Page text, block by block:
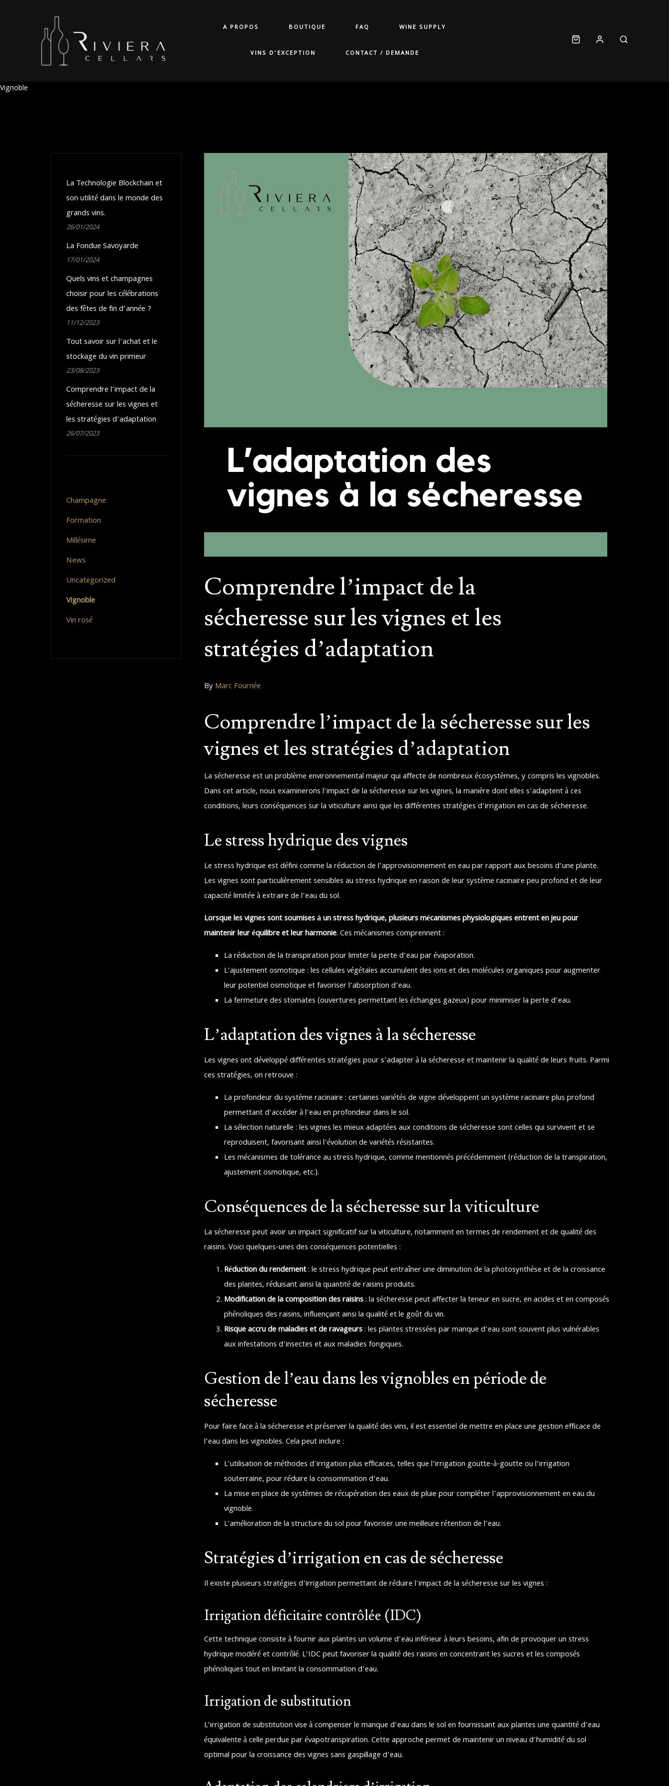
A PROPOS BOUTIQUE FAQ WINE SUPPLY
VINS D’EXCEPTION CONTACT / DEMANDE
Vignoble
Comprendre l’impact de la
sécheresse sur les vignes et les
stratégies d’adaptation
ByMarc Fournée
Comprendre l’impact de la sécheresse sur les
vignes et les stratégies d’adaptation
La sécheresse est un problème environnemental majeur qui affecte de nombreux écosystèmes, y compris les vignobles.
Dans cet article, nous examinerons l’impact de la sécheresse sur les vignes, la manière dont elles s’adaptent à ces
conditions, leurs conséquences sur la viticulture ainsi que les différentes stratégies d’irrigation en cas de sécheresse.
Le stress hydrique des vignes
Le stress hydrique est défini comme la réduction de l’approvisionnement en eau par rapport aux besoins d’une plante.
Les vignes sont particulièrement sensibles au stress hydrique en raison de leur système racinaire peu profond et de leur
capacité limitée à extraire de l’eau du sol.
Lorsque les vignes sont soumises à un stress hydrique, plusieurs mécanismes physiologiques entrent en jeu pour
maintenir leur équilibre et leur harmonie. Ces mécanismes comprennent :
La réduction de la transpiration pour limiter la perte d’eau par évaporation.
L’ajustement osmotique : les cellules végétales accumulent des ions et des molécules organiques pour augmenter
leur potentiel osmotique et favoriser l’absorption d’eau.
La fermeture des stomates (ouvertures permettant les échanges gazeux) pour minimiser la perte d’eau.
L’adaptation des vignes à la sécheresse
Les vignes ont développé différentes stratégies pour s’adapter à la sécheresse et maintenir la qualité de leurs fruits. Parmi
ces stratégies, on retrouve :
La profondeur du système racinaire : certaines variétés de vigne développent un système racinaire plus profond
permettant d’accéder à l’eau en profondeur dans le sol.
La sélection naturelle : les vignes les mieux adaptées aux conditions de sécheresse sont celles qui survivent et se
reproduisent, favorisant ainsi l’évolution de variétés résistantes.
Les mécanismes de tolérance au stress hydrique, comme mentionnés précédemment (réduction de la transpiration,
ajustement osmotique, etc.).
Conséquences de la sécheresse sur la viticulture
La sécheresse peut avoir un impact significatif sur la viticulture, notamment en termes de rendement et de qualité des
raisins. Voici quelques-unes des conséquences potentielles :
Réduction du rendement: le stress hydrique peut entraîner une diminution de la photosynthèse et de la croissance
des plantes, réduisant ainsi la quantité de raisins produits.
Modification de la composition des raisins: la sécheresse peut affecter la teneur en sucre, en acides et en composés
phénoliques des raisins, influençant ainsi la qualité et le goût du vin.
Risque accru de maladies et de ravageurs: les plantes stressées par manque d’eau sont souvent plus vulnérables
aux infestations d’insectes et aux maladies fongiques.
Gestion de l’eau dans les vignobles en période de
sécheresse
Pour faire face à la sécheresse et préserver la qualité des vins, il est essentiel de mettre en place une gestion efficace de
l’eau dans les vignobles. Cela peut inclure :
L’utilisation de méthodes d’irrigation plus efficaces, telles que l’irrigation goutte-à-goutte ou l’irrigation
souterraine, pour réduire la consommation d’eau.
La mise en place de systèmes de récupération des eaux de pluie pour compléter l’approvisionnement en eau du
vignoble.
L’amélioration de la structure du sol pour favoriser une meilleure rétention de l’eau.
Stratégies d’irrigation en cas de sécheresse
Il existe plusieurs stratégies d’irrigation permettant de réduire l’impact de la sécheresse sur les vignes :
Irrigation déficitaire contrôlée (IDC)
Cette technique consiste à fournir aux plantes un volume d’eau inférieur à leurs besoins, afin de provoquer un stress
hydrique modéré et contrôlé. L’IDC peut favoriser la qualité des raisins en concentrant les sucres et les composés
phénoliques tout en limitant la consommation d’eau.
Irrigation de substitution
L’irrigation de substitution vise à compenser le manque d’eau dans le sol en fournissant aux plantes une quantité d’eau
équivalente à celle perdue par évapotranspiration. Cette approche permet de maintenir un niveau d’humidité du sol
optimal pour la croissance des vignes sans gaspillage d’eau.
La Technologie Blockchain et
son utilité dans le monde des
grands vins.
26/01/2024
La Fondue Savoyarde
17/01/2024
Quels vins et champagnes
choisir pour les célébrations
des fêtes de fin d’année ?
11/12/2023
Tout savoir sur l’achat et le
stockage du vin primeur
23/08/2023
Comprendre l’impact de la
sécheresse sur les vignes et
les stratégies d’adaptation
26/07/2023
Champagne
Formation
Millésime
News
Uncategorized
Vignoble
Vin rosé